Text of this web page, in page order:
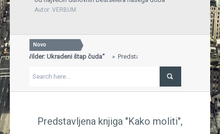
Autor: VERBUM
Novo
Wilder: Ukradeni štap čuda“
Predstavljena knjiga „Will Wilder:
dobila nagradu za najbolje uređen štand na 29. Sarajevskom sajmu
knjiga, nagrada, Sajam knjiga, Sarajevo...
književnik Ivo Brešan
Predstavljena knjiga "Kako moliti",